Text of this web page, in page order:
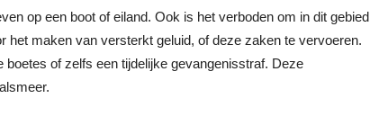
op een boot of eiland. Ook is het verboden om in dit gebied
het maken van versterkt geluid, of deze zaken te vervoeren.
of zelfs een tijdelijke gevangenisstraf. Deze